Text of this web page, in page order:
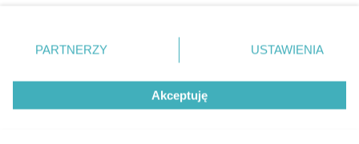
© 2026 Grupa ZPR Media
zmienić/wycofać klikając przycisk ustawień prywatności
znajdujący się w lewym dolnym rogu strony
rodzaje przetwarzania danych nie wymagają zgody
użytkownika, ale masz prawo sprzeciwić się takiemu
przetwarzaniu. Preferencje będą miały zastosowanie tylko
PARTNERZY USTAWIENIA
Akceptuję